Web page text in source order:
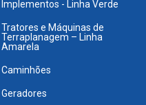
Implementos - Linha Verde
Tratores e Máquinas de
Terraplanagem – Linha
Amarela
Caminhões
Geradores